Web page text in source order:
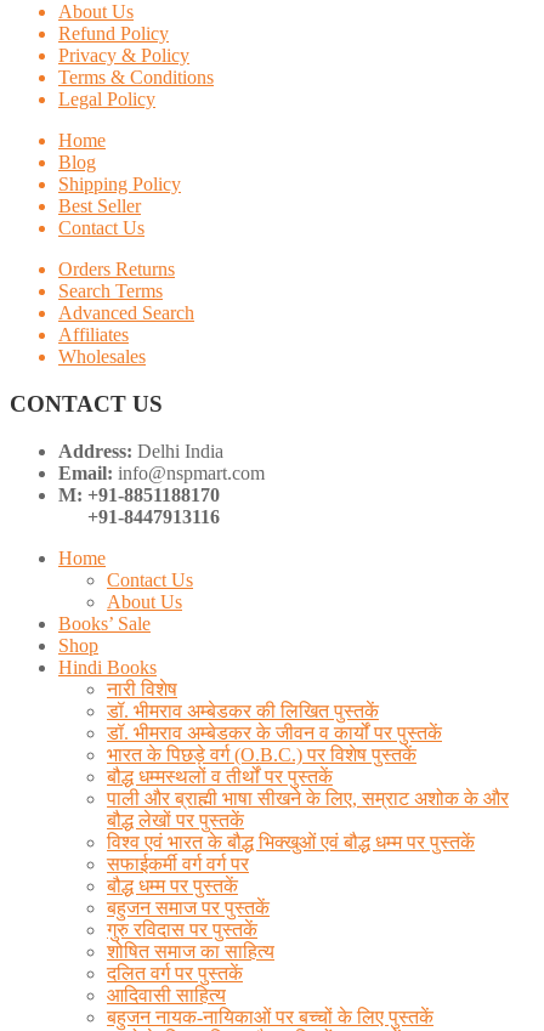
About Us
Refund Policy
Privacy & Policy
Terms & Conditions
Legal Policy
Home
Blog
Shipping Policy
Best Seller
Contact Us
Orders Returns
Search Terms
Advanced Search
Affiliates
Wholesales
CONTACT US
Address: Delhi India
Email: info@nspmart.com
M: +91-8851188170
+91-8447913116
Home
Contact Us
About Us
Books’ Sale
Shop
Hindi Books
नारी विशेष
डॉ. भीमराव अम्बेडकर की लिखित पुस्तकें
डॉ. भीमराव अम्बेडकर के जीवन व कार्यों पर पुस्तकें
भारत के पिछड़े वर्ग (O.B.C.) पर विशेष पुस्तकें
बौद्ध धम्मस्थलों व तीर्थों पर पुस्तकें
पाली और ब्राह्मी भाषा सीखने के लिए, सम्राट अशोक के और
बौद्ध लेखों पर पुस्तकें
विश्व एवं भारत के बौद्ध भिक्खुओं एवं बौद्ध धम्म पर पुस्तकें
सफाईकर्मी वर्ग वर्ग पर
बौद्ध धम्म पर पुस्तकें
बहुजन समाज पर पुस्तकें
गुरु रविदास पर पुस्तकें
शोषित समाज का साहित्य
दलित वर्ग पर पुस्तकें
आदिवासी साहित्य
बहुजन नायक-नायिकाओं पर बच्चों के लिए पुस्तकें